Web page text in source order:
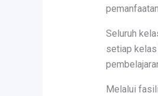
Seluruh
setiap
Melalui